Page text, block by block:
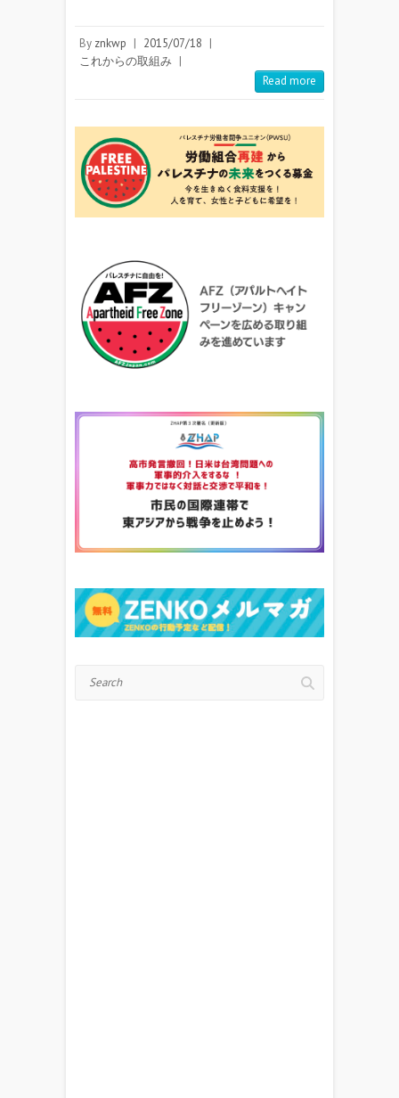
By znkwp | 2015/07/18 |
これからの取組み |
Read more